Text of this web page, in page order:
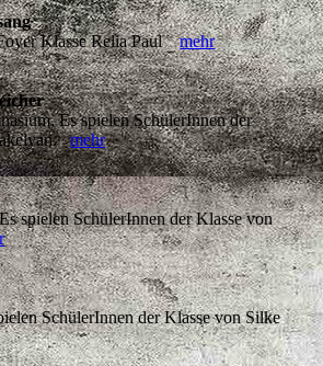
Klasse Relia Paulmehr
Es spielen SchülerInnen der
mehr
spielen SchülerInnen der Klasse von
SchülerInnen der Klasse von Silke